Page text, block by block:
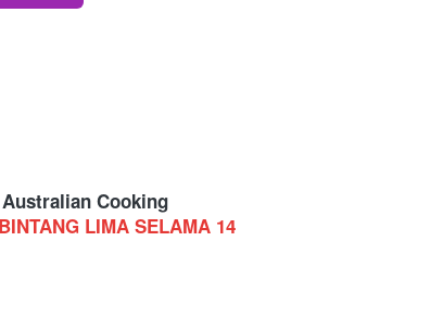
Australian Cooking
LIMA SELAMA 14